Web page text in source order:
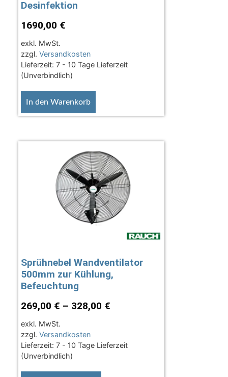
Desinfektion
1690,00 €
exkl. MwSt.
zzgl. Versandkosten
Lieferzeit: 7 - 10 Tage Lieferzeit
(Unverbindlich)
In den Warenkorb
Sprühnebel Wandventilator
500mm zur Kühlung,
Befeuchtung
269,00 € – 328,00 €
exkl. MwSt.
zzgl. Versandkosten
Lieferzeit: 7 - 10 Tage Lieferzeit
(Unverbindlich)